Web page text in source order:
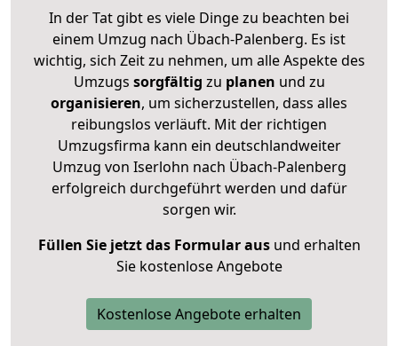
In der Tat gibt es viele Dinge zu beachten bei
einem Umzug nach Übach-Palenberg. Es ist
wichtig, sich Zeit zu nehmen, um alle Aspekte des
Umzugs sorgfältig zu planen und zu
organisieren, um sicherzustellen, dass alles
reibungslos verläuft. Mit der richtigen
Umzugsfirma kann ein deutschlandweiter
Umzug von Iserlohn nach Übach-Palenberg
erfolgreich durchgeführt werden und dafür
sorgen wir.
Füllen Sie jetzt das Formular ausund erhalten
Sie kostenlose Angebote
Kostenlose Angebote erhalten